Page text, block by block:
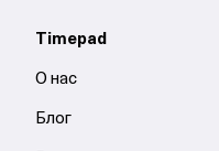
Timepad
О нас
Блог